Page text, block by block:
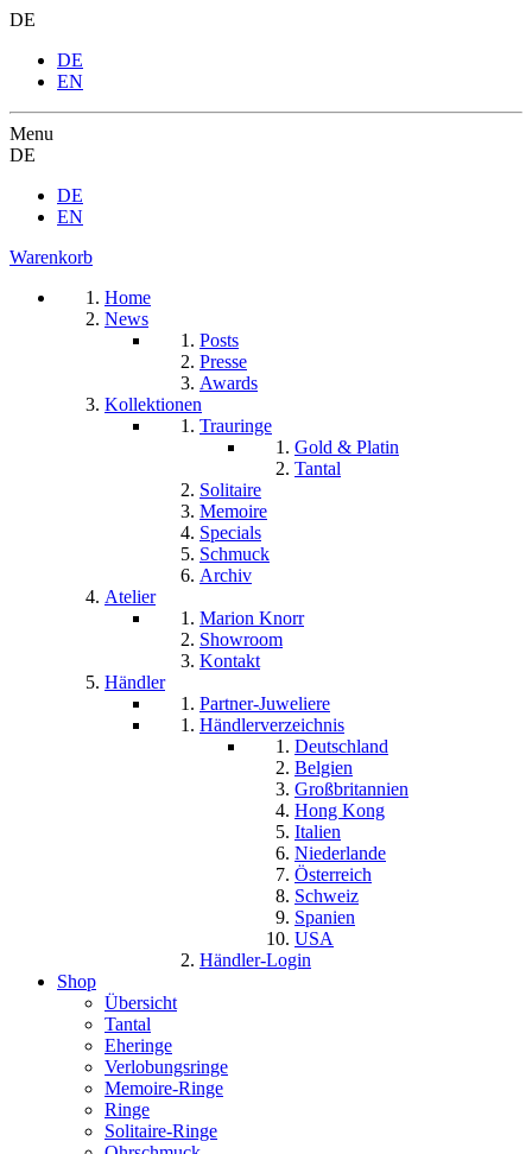
DE
DE
EN
Menu
DE
DE
EN
Warenkorb
Home
News
Posts
Presse
Awards
Kollektionen
Trauringe
Gold & Platin
Tantal
Solitaire
Memoire
Specials
Schmuck
Archiv
Atelier
Marion Knorr
Showroom
Kontakt
Händler
Partner-Juweliere
Händlerverzeichnis
Deutschland
Belgien
Großbritannien
Hong Kong
Italien
Niederlande
Österreich
Schweiz
Spanien
USA
Händler-Login
Shop
Übersicht
Tantal
Eheringe
Verlobungsringe
Memoire-Ringe
Ringe
Solitaire-Ringe